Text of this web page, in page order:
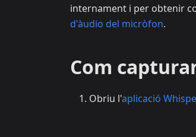
internament i per obtenir
d'àudio del micròfon.
Com
Obriu l'aplicació